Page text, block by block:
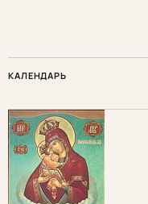
КАЛЕНДАРЬ